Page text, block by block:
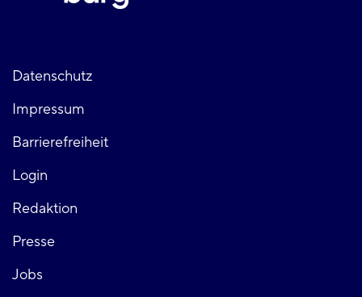
Fußzeile
links
Datenschutz
Impressum
Barrierefreiheit
Login
Fußzeile
rechts
Redaktion
Presse
Jobs